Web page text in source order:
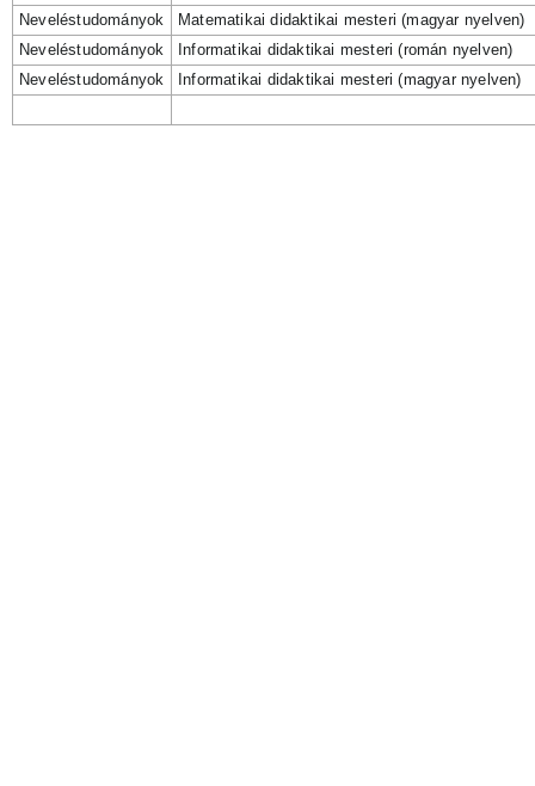
Neveléstudományok
Matematikai didaktikai mesteri (magyar nyelven)
Neveléstudományok
Informatikai didaktikai mesteri (román nyelven)
Neveléstudományok
Informatikai didaktikai mesteri (magyar nyelven)